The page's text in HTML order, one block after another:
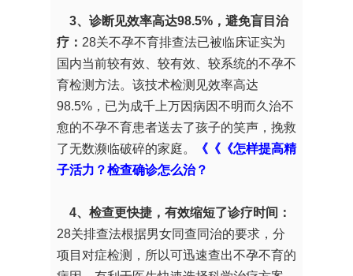
3、诊断见效率高达98.5%，避免盲目治
疗： 28关不孕不育排查法已被临床证实为
国内当前较有效、较有效、较系统的不孕不
育检测方法。该技术检测见效率高达
98.5%，已为成千上万因病因不明而久治不
愈的不孕不育患者送去了孩子的笑声，挽救
了无数濒临破碎的家庭。
《《《怎样提高精
子活力？检查确诊怎么治？
4、检查更快捷，有效缩短了诊疗时间：
28关排查法根据男女同查同治的要求，分
项目对症检测，所以可迅速查出不孕不育的